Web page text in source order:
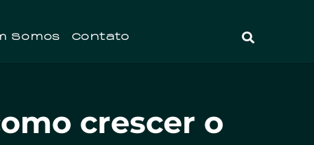
Somos Contato
crescer o